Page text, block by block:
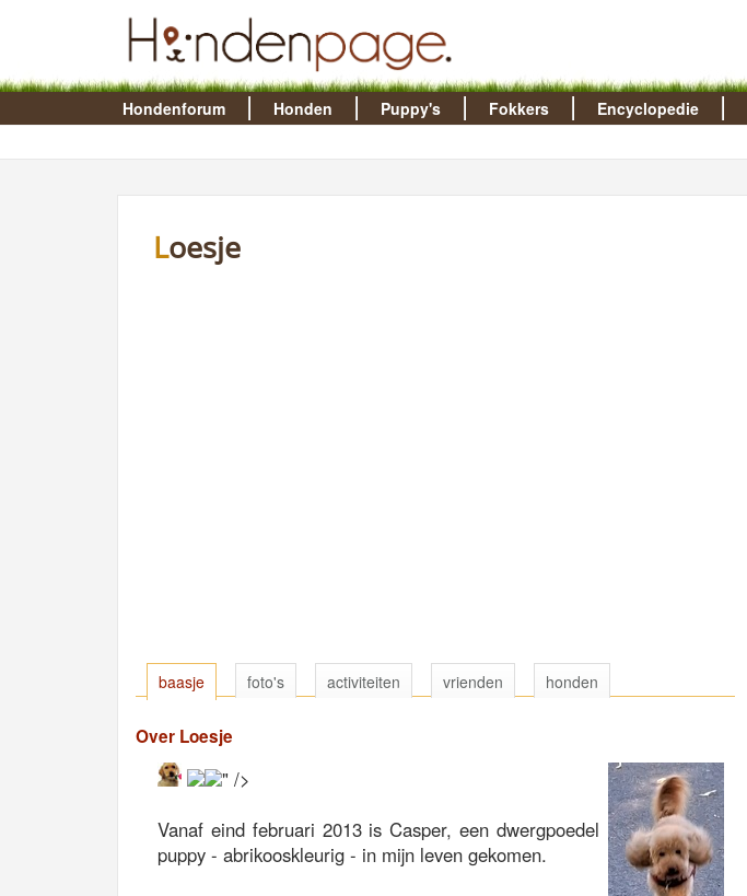
Hondenforum Honden Puppy's Fokkers Encyclopedie
Loesje
baasje foto's activiteiten vrienden honden
Over Loesje
" />
Vanaf eind februari 2013 is Casper, een dwergpoedel
puppy - abrikooskleurig - in mijn leven gekomen.